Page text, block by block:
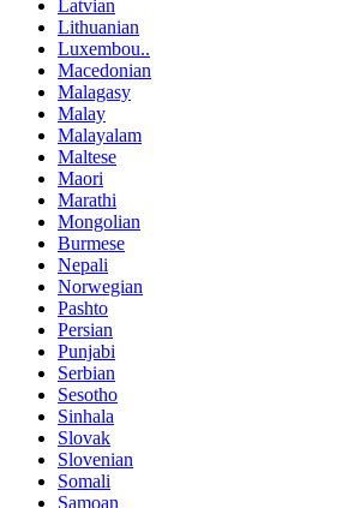
Latvian
Lithuanian
Luxembou..
Macedonian
Malagasy
Malay
Malayalam
Maltese
Maori
Marathi
Mongolian
Burmese
Nepali
Norwegian
Pashto
Persian
Punjabi
Serbian
Sesotho
Sinhala
Slovak
Slovenian
Somali
Samoan